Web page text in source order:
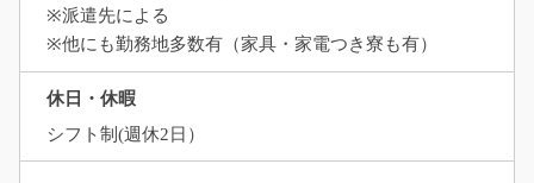
※派遣先による
※他にも勤務地多数有（家具・家電つき寮も有）
休日・休暇
シフト制(週休2日）